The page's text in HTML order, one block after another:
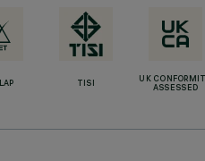
TISI
UK
ASSESSED